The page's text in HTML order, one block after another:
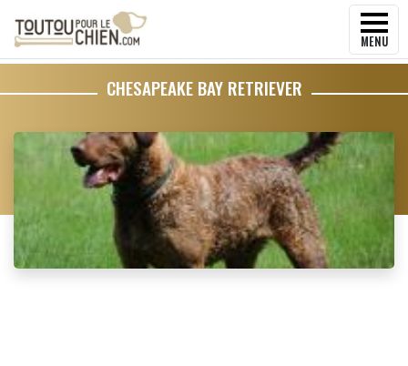
MENU
CHESAPEAKE BAY RETRIEVER